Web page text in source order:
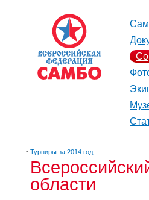
↑ Турниры за 2014 год
области